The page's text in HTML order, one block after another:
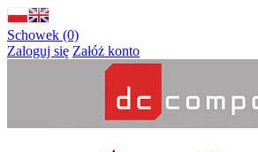
Schowek (0)
Zaloguj się Załóż konto